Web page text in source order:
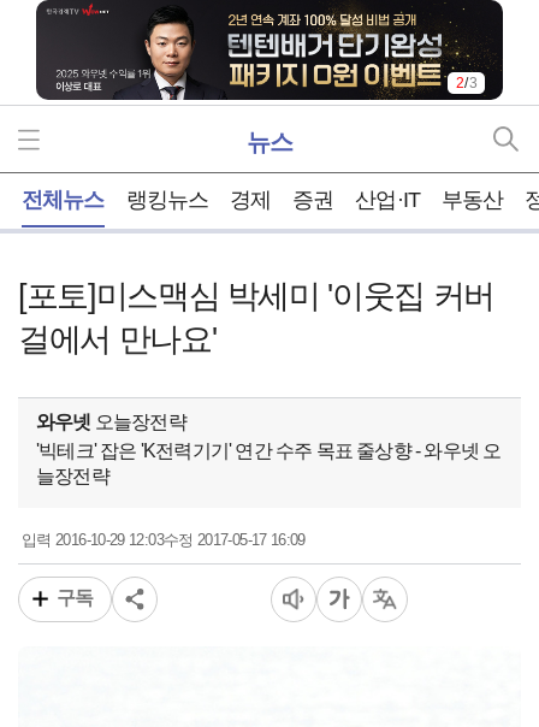
2/3
뉴스
전체뉴스 랭킹뉴스 경제 증권 산업·IT 부동산
[포토]미스맥심 박세미 '이웃집 커버
걸에서 만나요'
와우넷 오늘장전략
'빅테크' 잡은 'K전력기기' 연간 수주 목표 줄상향 - 와우넷 오
늘장전략
입력 2016-10-29 12:03수정 2017-05-17 16:09
구독